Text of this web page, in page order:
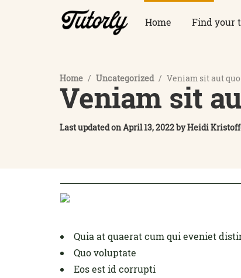
Home Find your
Home / Uncategorized / Veniam sit aut
Veniam sit
Last updated onApril 13, 2022byHeidi
Quia at quaerat cum qui eveniet
Quo voluptate
Eos est id corrupti